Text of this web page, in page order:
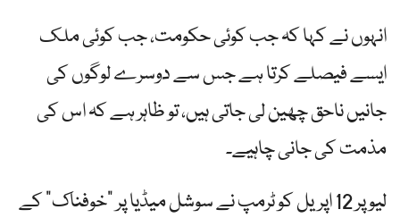
انہوں نے کہا کہ جب کوئی حکومت، جب کوئی ملک
ایسے فیصلے کرتا ہے جس سے دوسرے لوگوں کی
جانیں ناحق چھین لی جاتی ہیں، تو ظاہر ہے کہ اس کی
مذمت کی جانی چاہیے۔
لیو پر 12 اپریل کو ٹرمپ نے سوشل میڈیا پر "خوفناک” کے